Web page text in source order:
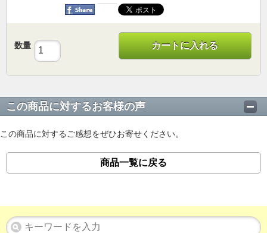
数量 カートに入れる
この商品に対するお客様の声
この商品に対するご感想をぜひお寄せください。
商品一覧に戻る